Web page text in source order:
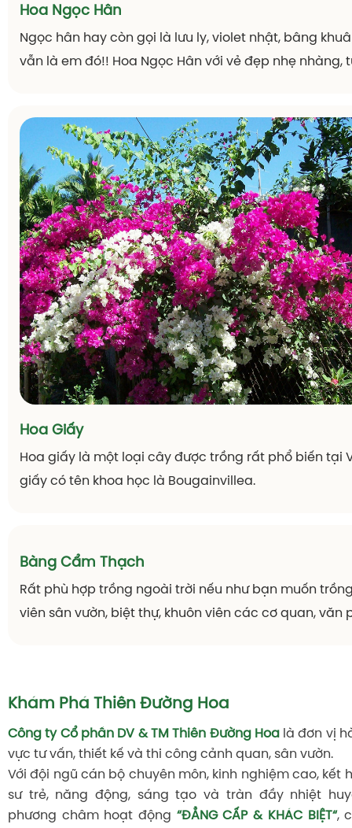
Hoa Ngọc Hân
Ngọc hân hay còn gọi là lưu ly, violet nhật, bâng
vẫn là em đó!! Hoa Ngọc Hân với vẻ đẹp nhẹ nhàng,
Hoa Giấy
Hoa giấy là một loại cây được trồng rất phổ biến tại
giấy có tên khoa học là Bougainvillea.
Bàng Cẩm Thạch
Rất phù hợp trồng ngoài trời nếu như bạn muốn
viên sân vườn, biệt thự, khuôn viên các cơ quan, văn
Khám Phá Thiên Đường Hoa
Công ty Cổ phần DV & TM Thiên Đường Hoa là đơn vị
vực tư vấn, thiết kế và thi công cảnh quan, sân vườn.
Với đội ngũ cán bộ chuyên môn, kinh nghiệm cao, kết
sư trẻ, năng động, sáng tạo và tràn đầy nhiệt
phương châm hoạt động “ĐẲNG CẤP & KHÁC BIỆT“,